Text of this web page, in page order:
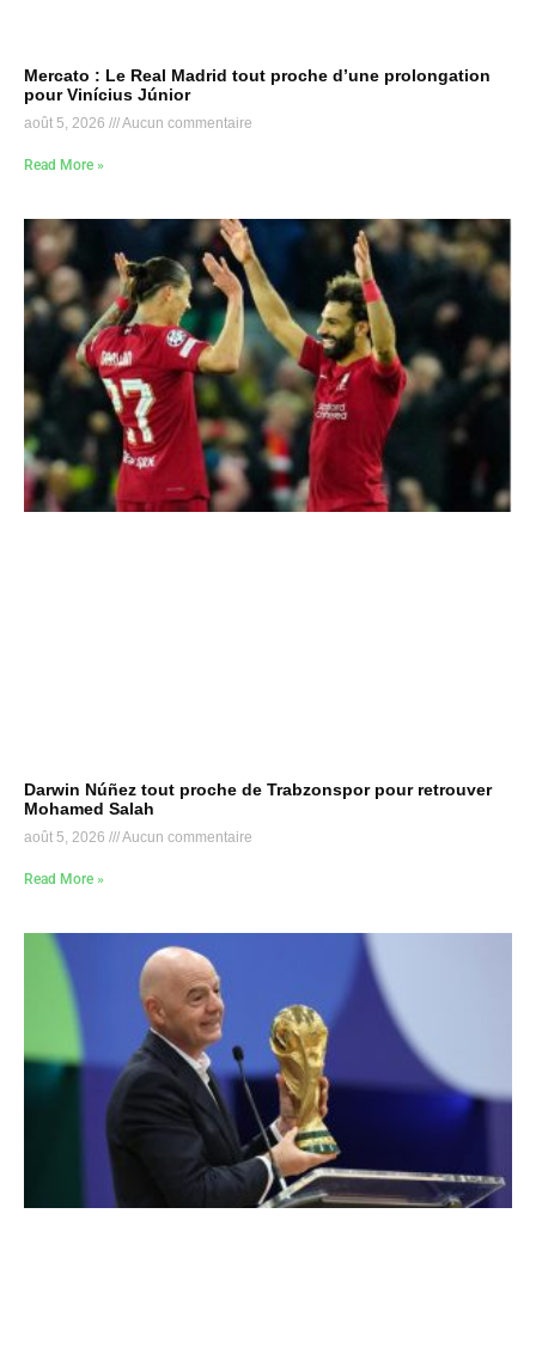
Mercato : Le Real Madrid tout proche d’une prolongation
pour Vinícius Júnior
août 5, 2026 Aucun commentaire
Read More »
Darwin Núñez tout proche de Trabzonspor pour retrouver
Mohamed Salah
août 5, 2026 Aucun commentaire
Read More »